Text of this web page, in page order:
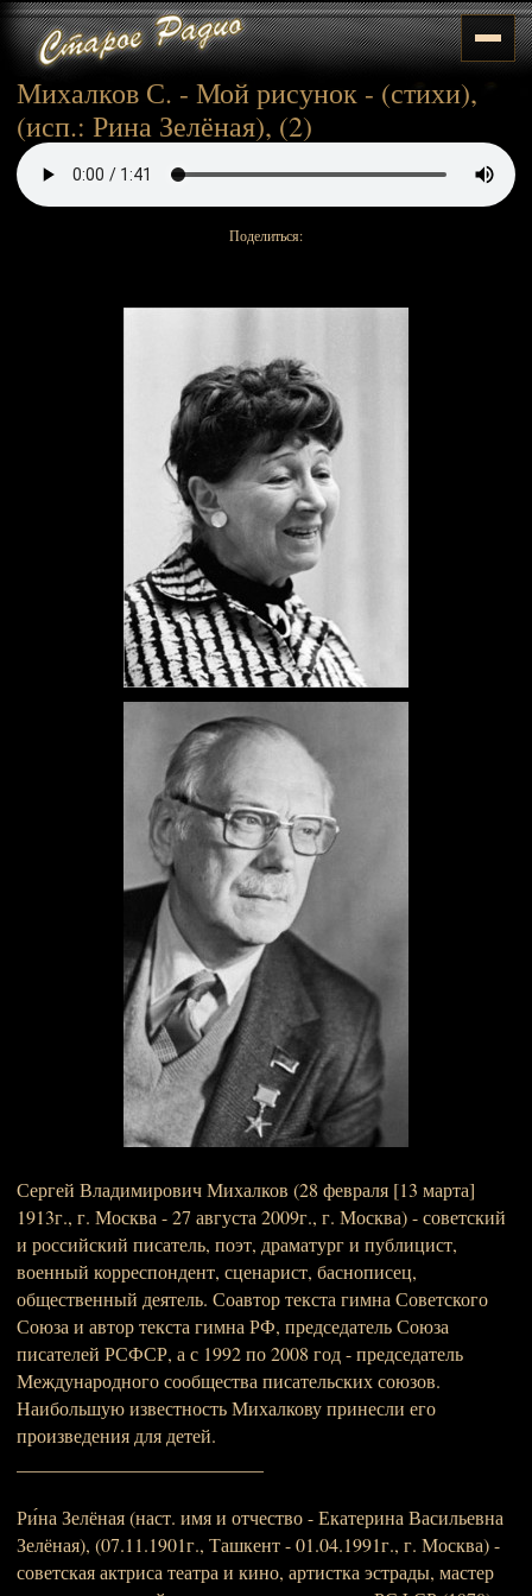
Михалков С. - Мой рисунок - (стихи),
(исп.: Рина Зелёная), (2)
Поделиться:
Сергей Владимирович Михалков (28 февраля [13 марта]
1913г., г. Москва - 27 августа 2009г., г. Москва) - советский
и российский писатель, поэт, драматург и публицист,
военный корреспондент, сценарист, баснописец,
общественный деятель. Соавтор текста гимна Советского
Союза и автор текста гимна РФ, председатель Союза
писателей РСФСР, а с 1992 по 2008 год - председатель
Международного сообщества писательских союзов.
Наибольшую известность Михалкову принесли его
произведения для детей.
Ри́на Зелёная (наст. имя и отчество - Екатерина Васильевна
Зелёная), (07.11.1901г., Ташкент - 01.04.1991г., г. Москва) -
советская актриса театра и кино, артистка эстрады, мастер